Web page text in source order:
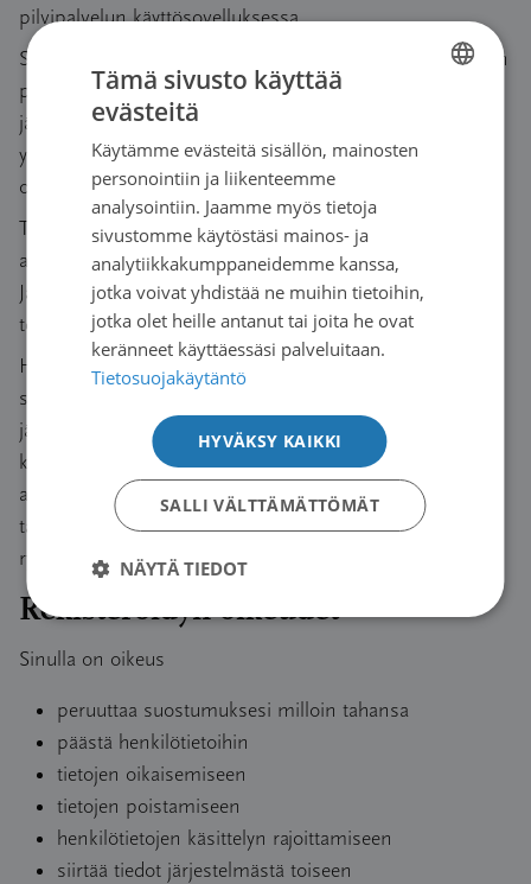
pilvipalvelun käyttösovelluksessa.
Suomen Syöpäyhdistyksestä vain kahdella työntekijällä on
pääsy kaikkiin tukihenkilöpyyntöjen rekistereihin
järjestelmän ylläpito- ja tukitehtävissä. Muutoin kukin
yhdistys käsittelee järjestelmässä vain
omien tukihenkilöpyyntöjensä henkilötietoja.
Tallennetut tiedot ovat Microsoftin datakeskuksessa EU:n
alueella, eikä niitä siirretä EU:n alueen ulkopuolelle.
Järjestelmään pääsee vain monivaiheisella
todentamisella.
Henkilötietojen käsittelijällä,
suomalaisella eCraft Etima Oy:llä on pääsy
järjestelmän tukihenkilöpyyntöjen rekistereihin. Se
käsittelee tietoja käyttöönotto-, kehitys-, tuki-, ylläpito-,
analytiikka-, koulutus- ja konsultointipalvelusten
tarjoamiseksi ja toteuttamiseksi Suomen Syöpäyhdistys
ry:lle.
Rekisteröidyn oikeudet
Sinulla on oikeus
peruuttaa suostumuksesi milloin tahansa
päästä henkilötietoihin
tietojen oikaisemiseen
tietojen poistamiseen
henkilötietojen käsittelyn rajoittamiseen
siirtää tiedot järjestelmästä toiseen
SWEDISH
Tämä sivusto käyttää
evästeitä
Käytämme evästeitä sisällön, mainosten
personointiin ja liikenteemme
analysointiin. Jaamme myös tietoja
sivustomme käytöstäsi mainos- ja
analytiikkakumppaneidemme kanssa,
jotka voivat yhdistää ne muihin tietoihin,
jotka olet heille antanut tai joita he ovat
keränneet käyttäessäsi palveluitaan.
Tietosuojakäytäntö
HYVÄKSY KAIKKI
SALLI VÄLTTÄMÄTTÖMÄT
NÄYTÄ TIEDOT